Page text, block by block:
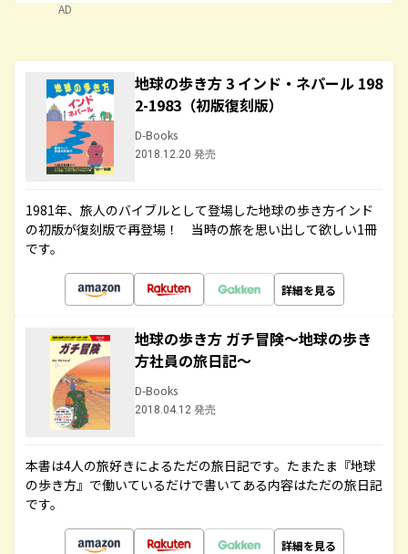
AD
地球の歩き方 3 インド・ネパール 198
2-1983（初版復刻版）
D-Books
2018.12.20 発売
1981年、旅人のバイブルとして登場した地球の歩き方インド
の初版が復刻版で再登場！ 当時の旅を思い出して欲しい1冊
です。
詳細を見る
地球の歩き方 ガチ冒険～地球の歩き
方社員の旅日記～
D-Books
2018.04.12 発売
本書は4人の旅好きによるただの旅日記です。たまたま『地球
の歩き方』で働いているだけで書いてある内容はただの旅日記
です。
詳細を見る